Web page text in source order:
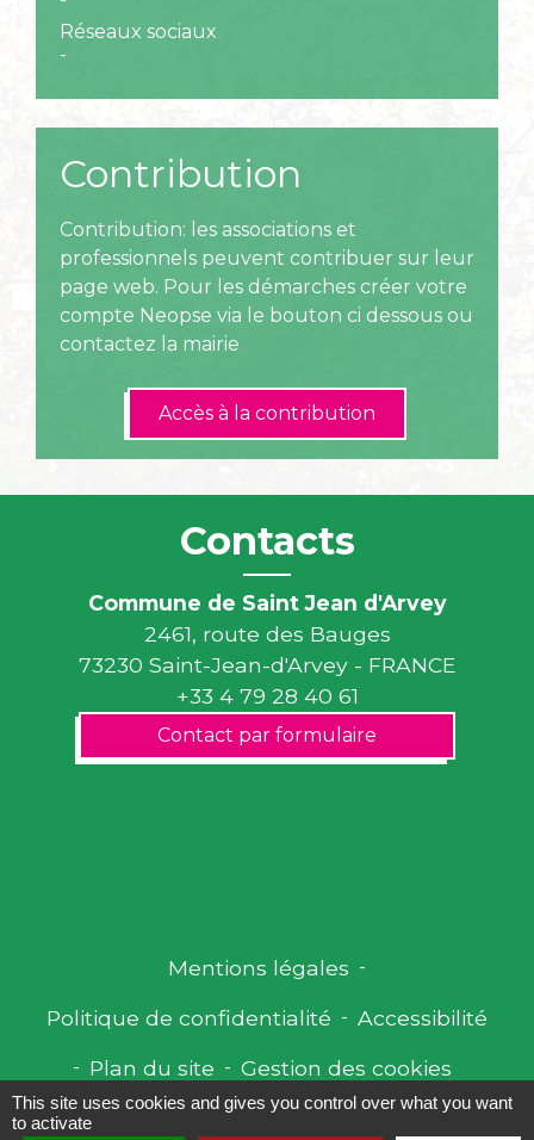
Réseaux sociaux
-
Contribution
Contribution: les associations et
professionnels peuvent contribuer sur leur
page web. Pour les démarches créer votre
compte Neopse via le bouton ci dessous ou
contactez la mairie
Accès à la contribution
Contacts
Commune de Saint Jean d'Arvey
2461, route des Bauges
73230 Saint-Jean-d'Arvey - FRANCE
+33 4 79 28 40 61
Contact par formulaire
Mentions légales -
Politique de confidentialité - Accessibilité
- Plan du site - Gestion des cookies
This site uses cookies and gives you control over what you want
to activate